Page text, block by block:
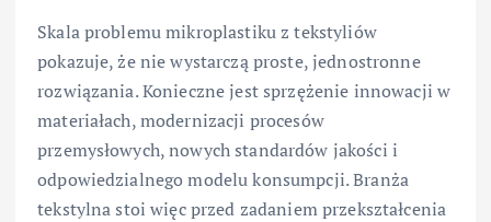
Skala problemu mikroplastiku z tekstyliów
pokazuje, że nie wystarczą proste, jednostronne
rozwiązania. Konieczne jest sprzężenie innowacji w
materiałach, modernizacji procesów
przemysłowych, nowych standardów jakości i
odpowiedzialnego modelu konsumpcji. Branża
tekstylna stoi więc przed zadaniem przekształcenia